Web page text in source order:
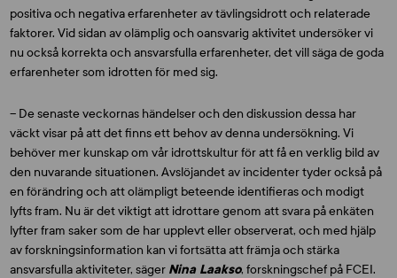
positiva och negativa erfarenheter av tävlingsidrott och relaterade
faktorer. Vid sidan av olämplig och oansvarig aktivitet undersöker vi
nu också korrekta och ansvarsfulla erfarenheter, det vill säga de goda
erfarenheter som idrotten för med sig.
– De senaste veckornas händelser och den diskussion dessa har
väckt visar på att det finns ett behov av denna undersökning. Vi
behöver mer kunskap om vår idrottskultur för att få en verklig bild av
den nuvarande situationen. Avslöjandet av incidenter tyder också på
en förändring och att olämpligt beteende identifieras och modigt
lyfts fram. Nu är det viktigt att idrottare genom att svara på enkäten
lyfter fram saker som de har upplevt eller observerat, och med hjälp
av forskningsinformation kan vi fortsätta att främja och stärka
ansvarsfulla aktiviteter, säger Nina Laakso, forskningschef på FCEI.